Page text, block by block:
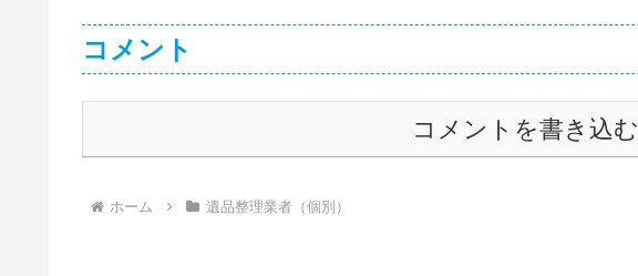
コメント
コメントを書き込む
ホーム 遺品整理業者（個別）